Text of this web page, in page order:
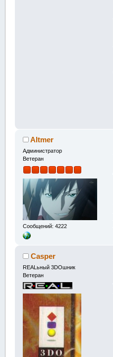
Altmer
Администратор
Ветеран
Сообщений: 4222
Casper
REALьный 3DOшник
Ветеран